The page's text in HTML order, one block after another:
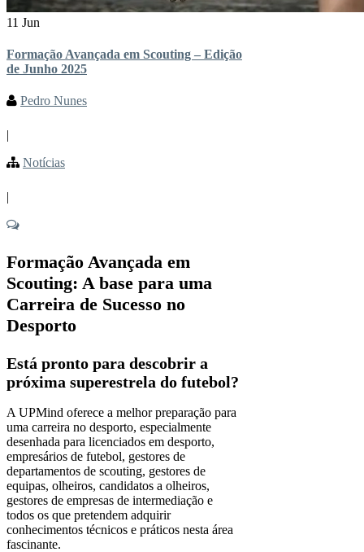
11 Jun
Formação Avançada em Scouting – Edição
de Junho 2025
Pedro Nunes
|
Notícias
|
Formação Avançada em
Scouting: A base para uma
Carreira de Sucesso no
Desporto
Está pronto para descobrir a
próxima superestrela do futebol?
A UPMind oferece a melhor preparação para
uma carreira no desporto, especialmente
desenhada para licenciados em desporto,
empresários de futebol, gestores de
departamentos de scouting, gestores de
equipas, olheiros, candidatos a olheiros,
gestores de empresas de intermediação e
todos os que pretendem adquirir
conhecimentos técnicos e práticos nesta área
fascinante.